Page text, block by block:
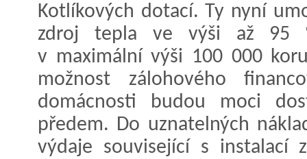
Kotlíkových dotací. Ty nyní
zdroj tepla ve výši až 95
v maximální výši 100 000
možnost zálohového
domácnosti budou moci
předem. Do uznatelných
výdaje související s instalací